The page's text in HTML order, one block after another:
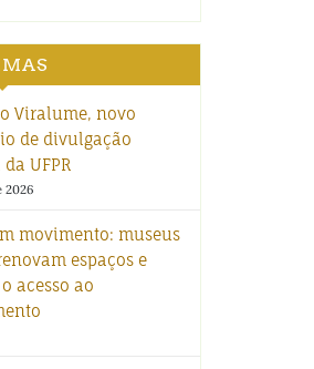
Viralume, novo
de divulgação
UFPR
2026
movimento: museus
espaços e
acesso ao